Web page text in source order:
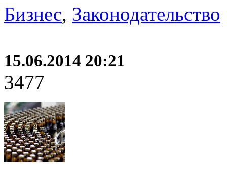
Бизнес, Законодательство
15.06.2014 20:21
3477